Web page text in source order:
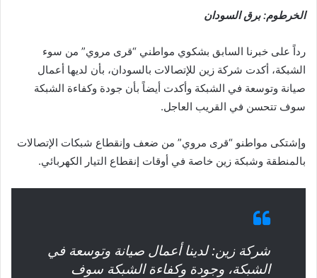
الخرطوم: برق السودان
رداً على خبرنا السابق بشكوي مواطني “قرى مروي” من سوء
الشبكة، أكدت شركة زين للإتصالات بالسودان، بأن لديها أعمال
صيانة وتوسعة في الشبكة وأكدت أيضاً بأن جودة وكفاءة الشبكة
سوف تتحسن في القريب العاجل.
وإشتكى مواطنو “قرى مروي” من ضعف وإنقطاع شبكات الإتصالات
بالمنطقة وشبكة زين خاصة في أوقات إنقطاع التيار الكهربائي.
شركة زين: لدينا أعمال صيانة وتوسعة في
الشبكة، وجودة وكفاءة الشبكة سوف